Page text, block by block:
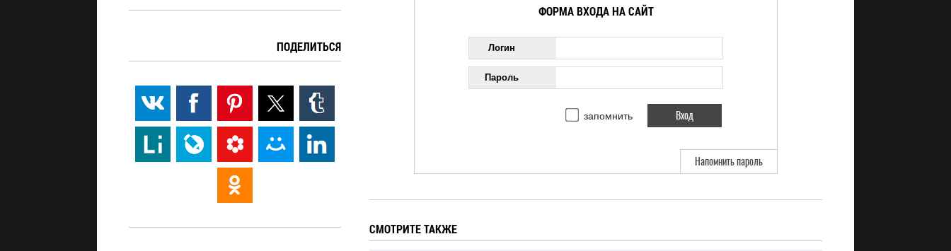
ФОРМА ВХОДА НА САЙТ
Логин
Пароль
запомнить
Напомнить пароль
СМОТРИТЕ ТАКЖЕ
ПОДЕЛИТЬСЯ